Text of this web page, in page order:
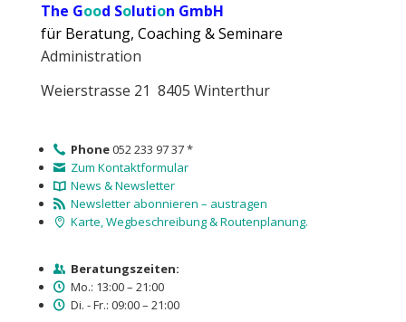
The Good Solution GmbH
für Beratung, Coaching & Seminare
Administration
Weierstrasse 21 8405 Winterthur
Phone052 233 97 37 *
Zum Kontaktformular
News & Newsletter
Newsletter abonnieren – austragen
Karte, Wegbeschreibung & Routenplanung.
Beratungszeiten:
Mo.: 13:00 – 21:00
Di. - Fr.: 09:00 – 21:00